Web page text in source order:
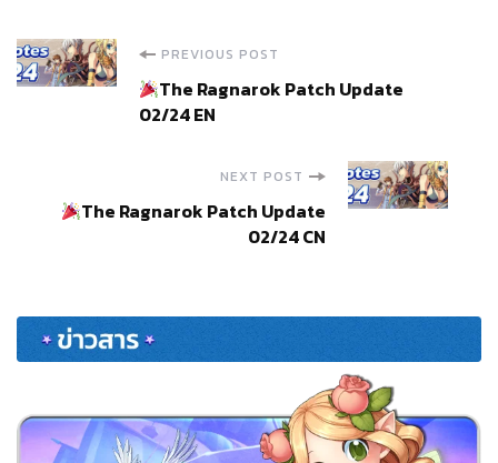
Post
Navigation
PREVIOUS POST
The Ragnarok Patch Update
02/24 EN
NEXT POST
The Ragnarok Patch Update
02/24 CN